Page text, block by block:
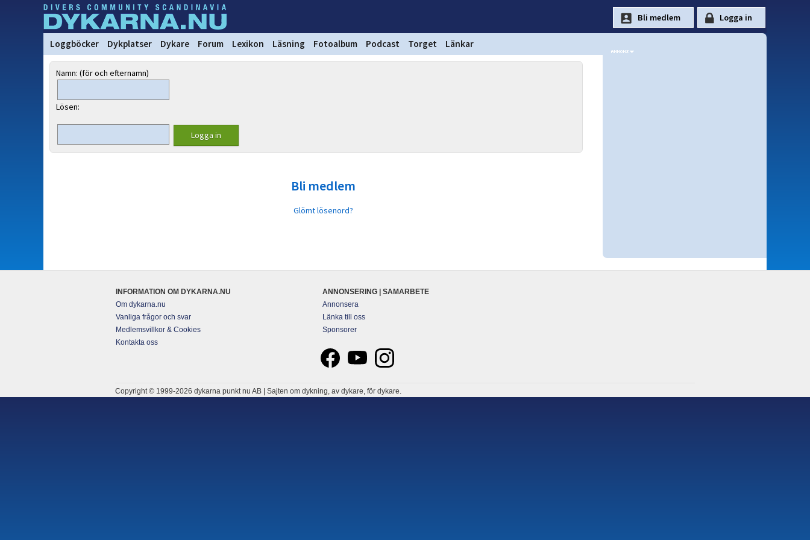
Loggböcker Dykplatser Dykare Forum Lexikon Läsning Fotoalbum Podcast Torget Länkar
Namn: (för och efternamn)
Lösen:
Bli medlem
Glömt lösenord?
INFORMATION OM DYKARNA.NU
Om dykarna.nu
Vanliga frågor och svar
Medlemsvillkor & Cookies
Kontakta oss
ANNONSERING | SAMARBETE
Annonsera
Länka till oss
Sponsorer
Copyright © 1999-2026 dykarna punkt nu AB | Sajten om dykning, av dykare, för dykare.